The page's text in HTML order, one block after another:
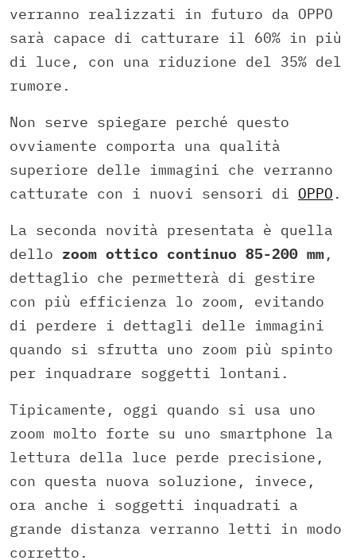
verranno realizzati in futuro da OPPO
sarà capace di catturare il 60% in più
di luce, con una riduzione del 35% del
rumore.
Non serve spiegare perché questo
ovviamente comporta una qualità
superiore delle immagini che verranno
catturate con i nuovi sensori di OPPO .
La seconda novità presentata è quella
dello zoom ottico continuo 85-200 mm,
dettaglio che permetterà di gestire
con più efficienza lo zoom, evitando
di perdere i dettagli delle immagini
quando si sfrutta uno zoom più spinto
per inquadrare soggetti lontani.
Tipicamente, oggi quando si usa uno
zoom molto forte su uno smartphone la
lettura della luce perde precisione,
con questa nuova soluzione, invece,
ora anche i soggetti inquadrati a
grande distanza verranno letti in modo
corretto.